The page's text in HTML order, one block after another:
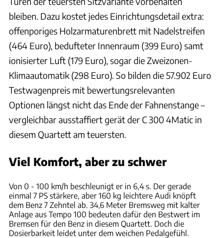
bleiben. Dazu kostet jedes Einrichtungsdetail extra:
offenporiges Holzarmaturenbrett mit Nadelstreifen
(464 Euro), bedufteter Innenraum (399 Euro) samt
ionisierter Luft (179 Euro), sogar die Zweizonen-
Klimaautomatik (298 Euro). So bilden die 57.902 Euro
Testwagenpreis mit bewertungsrelevanten
Optionen längst nicht das Ende der Fahnenstange –
vergleichbar ausstaffiert gerät der C 300 4Matic in
diesem Quartett am teuersten.
Viel Komfort, aber zu schwer
Von 0 - 100 km/h beschleunigt er in 6,4 s. Der gerade
einmal 7 PS stärkere, aber 160 kg leichtere Audi knöpft
dem Benz 7 Zehntel ab. 34,6 Meter Bremsweg mit kalter
Anlage aus Tempo 100 bedeuten dafür den Bestwert im
Bremsen für den Benz in diesem Quartett. Doch die
Dosierbarkeit leidet unter dem weichen Pedalgefühl.